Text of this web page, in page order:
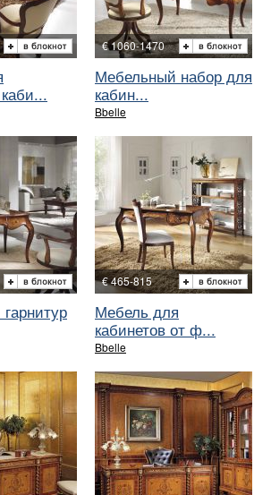
€ 1060-1470
Мебельный набор для
кабин...
Bbelle
€ 465-815
Мебель для
кабинетов от ф...
Bbelle